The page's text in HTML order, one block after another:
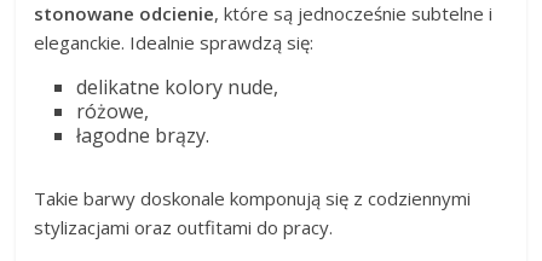
stonowane odcienie, które są jednocześnie subtelne i
eleganckie. Idealnie sprawdzą się:
delikatne kolory nude,
różowe,
łagodne brązy.
Takie barwy doskonale komponują się z codziennymi
stylizacjami oraz outfitami do pracy.